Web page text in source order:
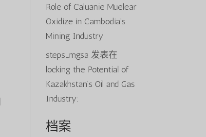
Role of Caluanie Muelear
Oxidize in Cambodia’s
Mining Industry
steps_mgsa 发表在
locking the Potential of
Kazakhstan’s Oil and Gas
Industry:
档案